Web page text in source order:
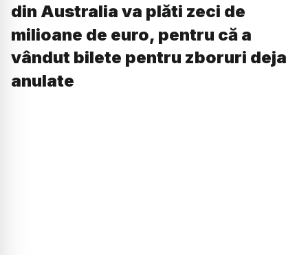
din Australia va plăti zeci de
milioane de euro, pentru că a
vândut bilete pentru zboruri deja
anulate